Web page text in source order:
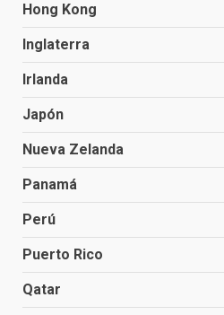
Hong Kong
Inglaterra
Irlanda
Japón
Nueva Zelanda
Panamá
Perú
Puerto Rico
Qatar